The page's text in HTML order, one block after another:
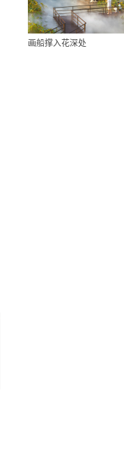
画船撑入花深处